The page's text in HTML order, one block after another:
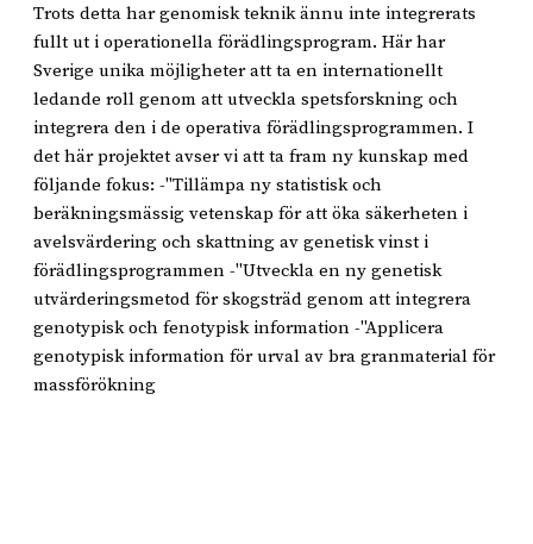
Trots detta har genomisk teknik ännu inte integrerats
fullt ut i operationella förädlingsprogram. Här har
Sverige unika möjligheter att ta en internationellt
ledande roll genom att utveckla spetsforskning och
integrera den i de operativa förädlingsprogrammen. I
det här projektet avser vi att ta fram ny kunskap med
följande fokus: -"Tillämpa ny statistisk och
beräkningsmässig vetenskap för att öka säkerheten i
avelsvärdering och skattning av genetisk vinst i
förädlingsprogrammen -"Utveckla en ny genetisk
utvärderingsmetod för skogsträd genom att integrera
genotypisk och fenotypisk information -"Applicera
genotypisk information för urval av bra granmaterial för
massförökning